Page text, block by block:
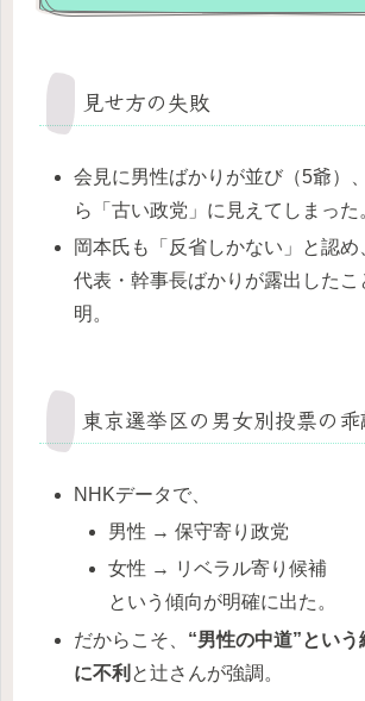
見せ方の失敗
会見に男性ばかりが並び（5爺）
ら「古い政党」に見えてしまった
岡本氏も「反省しかない」と認
代表・幹事長ばかりが露出したこ
明。
東京選挙区の男女別投票の乖
NHKデータで、
男性 → 保守寄り政党
女性 → リベラル寄り候補
という傾向が明確に出た。
だからこそ、 “男性の中道”とい
に不利 と辻さんが強調。